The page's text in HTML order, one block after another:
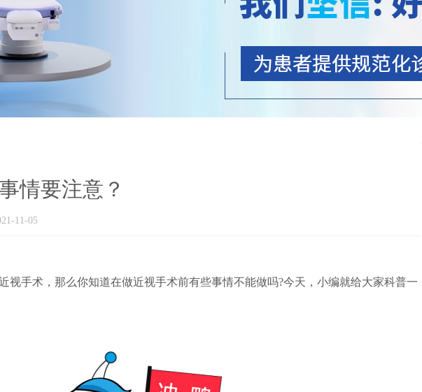
情要注意？
11-05
手术，那么你知道在做近视手术前有些事情不能做吗?今天，小编就给大家科普一